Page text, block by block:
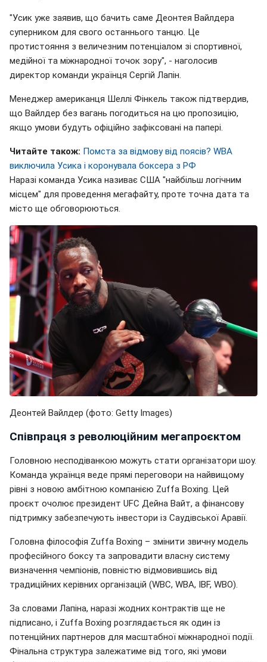
"Усик уже заявив, що бачить саме Деонтея Вайлдера
суперником для свого останнього танцю. Це
протистояння з величезним потенціалом зі спортивної,
медійної та міжнародної точок зору", - наголосив
директор команди українця Сергій Лапін.
Менеджер американця Шеллі Фінкель також підтвердив,
що Вайлдер без вагань погодиться на цю пропозицію,
якщо умови будуть офіційно зафіксовані на папері.
Читайте також: Помста за відмову від поясів? WBA
виключила Усика і коронувала боксера з РФ
Наразі команда Усика називає США "найбільш логічним
місцем" для проведення мегафайту, проте точна дата та
місто ще обговорюються.
Деонтей Вайлдер (фото: Getty Images)
Співпраця з революційним мегапроєктом
Головною несподіванкою можуть стати організатори шоу.
Команда українця веде прямі переговори на найвищому
рівні з новою амбітною компанією Zuffa Boxing. Цей
проєкт очолює президент UFC Дейна Вайт, а фінансову
підтримку забезпечують інвестори із Саудівської Аравії.
Головна філософія Zuffa Boxing – змінити звичну модель
професійного боксу та запровадити власну систему
визначення чемпіонів, повністю відмовившись від
традиційних керівних організацій (WBC, WBA, IBF, WBO).
За словами Лапіна, наразі жодних контрактів ще не
підписано, і Zuffa Boxing розглядається як один із
потенційних партнеров для масштабної міжнародної події.
Фінальна структура залежатиме від того, які умови